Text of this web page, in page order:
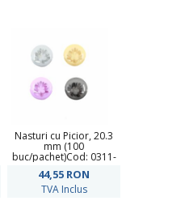
Nasturi cu Picior, 20.3
mm (100
buc/pachet)Cod: 0311-
44,55 RON
TVA Inclus